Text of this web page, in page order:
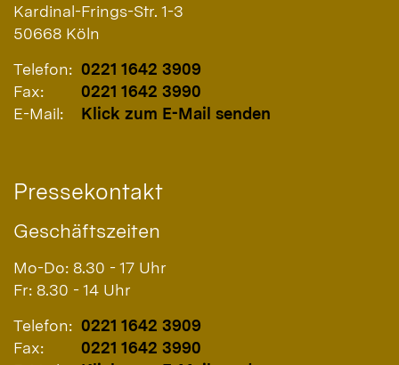
Kardinal-Frings-Str. 1-3
50668 Köln
Telefon: 0221 1642 3909
Fax:
0221 1642 3990
E-Mail:
Klick zum E-Mail senden
Pressekontakt
Geschäftszeiten
Mo-Do: 8.30 - 17 Uhr
Fr: 8.30 - 14 Uhr
Telefon: 0221 1642 3909
Fax:
0221 1642 3990